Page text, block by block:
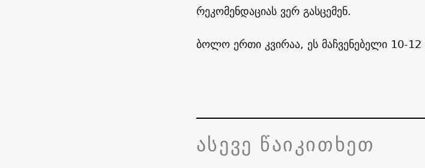
რეკომენდაციას ვერ გასცემენ.
ბოლო ერთი კვირაა, ეს მაჩვენებელი 10-12
ასევე წაიკითხეთ